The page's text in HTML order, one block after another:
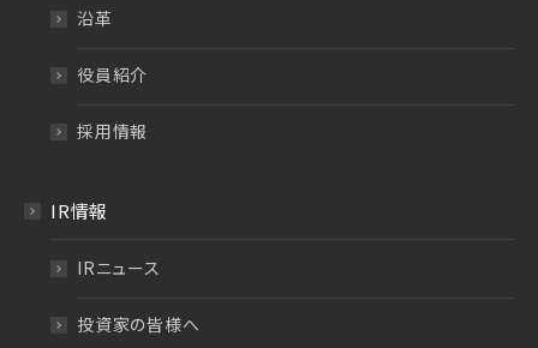
沿革
役員紹介
採用情報
IR情報
IRニュース
投資家の皆様へ